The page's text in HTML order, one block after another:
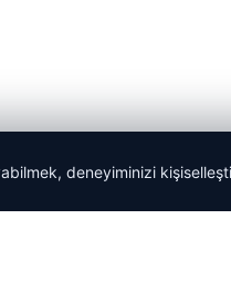
deneyiminizi